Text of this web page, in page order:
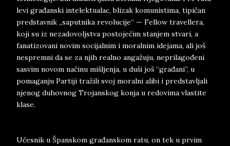
levi građanski intelektualac, blizak komunistima, tipičan
predstavnik „saputnika revolucije“ — Fellow travellera,
koji su iz nezadovoljstva postojećim stanjem stvari, a
fanatizovani novim socijalnim i moralnim idejama, ali još
nespremni da se za njih realno angažuju, neprilagođeni
sasvim novom načinu mišljenja, u duši još “građani”, u
pomaganju Partiji tražili svoj moralni alibi i predstavljali
njenog duhovnog Trojanskog konja u redovima vlastite
klase.
Učesnik u Španskom građanskom ratu, on tek u prvim